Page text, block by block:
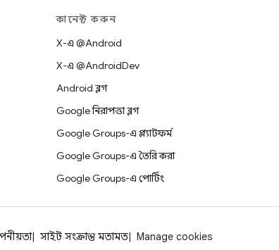
কানেক্ট করুন
X-এ @Android
X-এ @AndroidDev
Android ব্লগ
Google নিরাপত্তা ব্লগ
Google Groups-এ প্ল্যাটফর্ম
Google Groups-এ তৈরি করা
Google Groups-এ পোর্টিং
সাইট সংক্রান্ত মতামত Manage cookies